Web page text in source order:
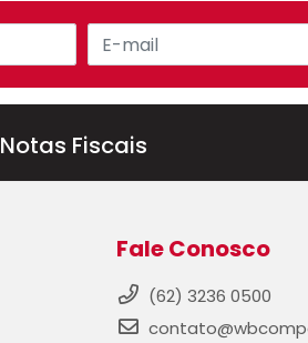
Notas Fiscais
Fale Conosco
(62) 3236 0500